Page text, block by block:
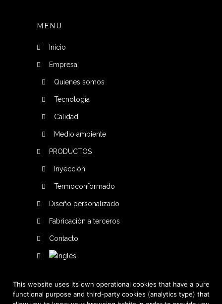
MENU
Inicio
Empresa
Quienes somos
Tecnología
Calidad
Medio ambiente
PRODUCTOS
Inyección
Termoconformado
Diseño personalizado
Fabricación a terceros
Contacto
This website uses its own operational cookies that have a pure
functional purpose and third-party cookies (analytics type) that